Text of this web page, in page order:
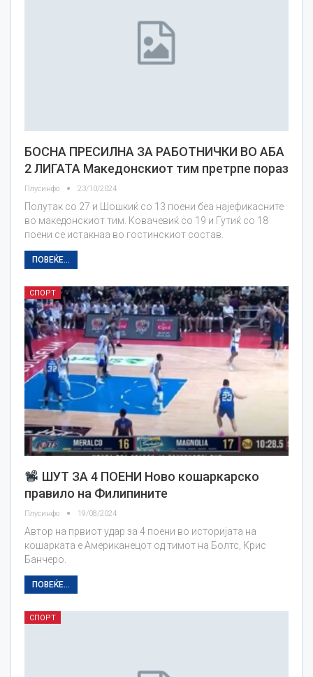
БОСНА ПРЕСИЛНА ЗА РАБОТНИЧКИ ВО АБА
2 ЛИГАТА Македонскиот тим претрпе пораз
Плусинфо 23/10/2024
Полутак со 27 и Шошкиќ со 13 поени беа најефикасните
во македонскиот тим. Ковачевиќ со 19 и Гутиќ со 18
поени се истакнаа во гостинскиот состав.
ПОВЕЌЕ...
СПОРТ
ШУТ ЗА 4 ПОЕНИ Ново кошаркарско
правило на Филипините
Плусинфо 19/08/2024
Автор на првиот удар за 4 поени во историјата на
кошарката е Американецот од тимот на Болтс, Крис
Банчеро.
ПОВЕЌЕ...
СПОРТ